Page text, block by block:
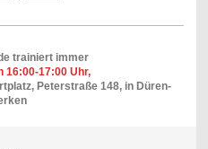
trainiert immer
16:00-17:00 Uhr,
Peterstraße 148, in Düren-